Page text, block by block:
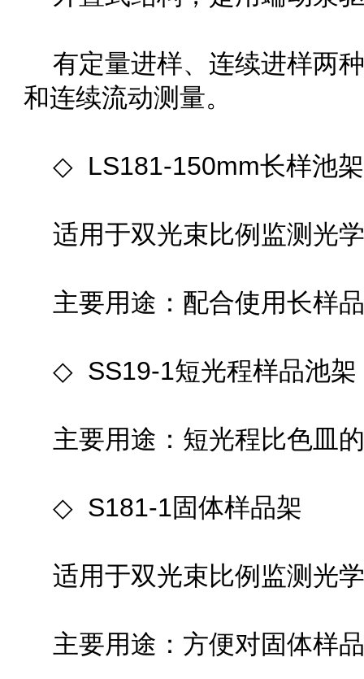
有定量进样、连续进样两
和连续流动测量。
◇ LS181-150mm长样池架
适用于双光束比例监测光学
主要用途：配合使用长样品
◇ SS19-1短光程样品池架
主要用途：短光程比色皿的
◇ S181-1固体样品架
适用于双光束比例监测光
主要用途：方便对固体样品